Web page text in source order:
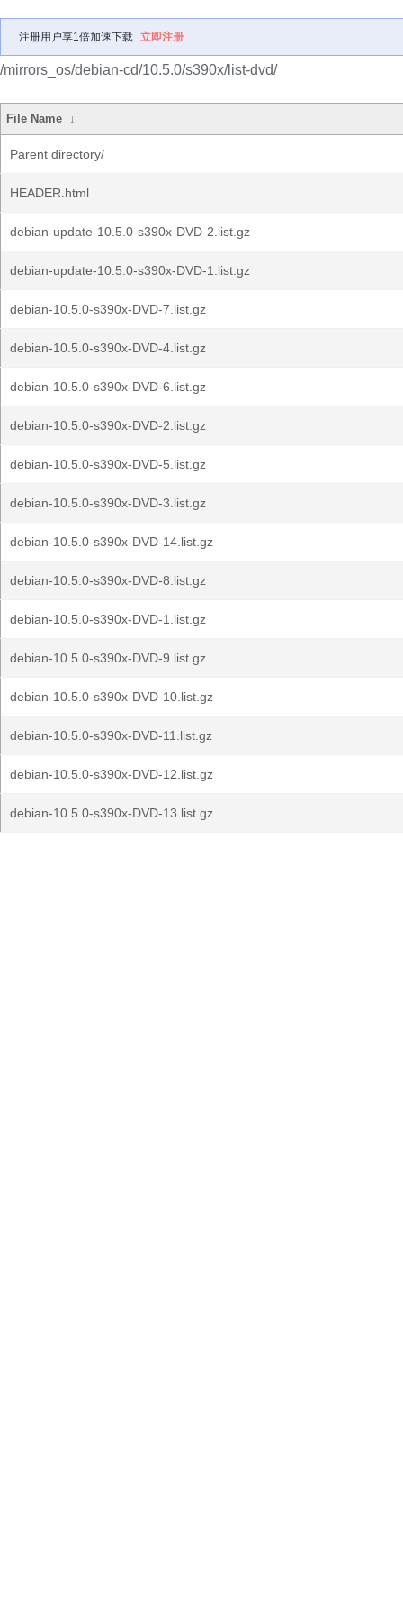
注册用户享1倍加速下载 立即注册
/mirrors_os/debian-cd/10.5.0/s390x/list-dvd/
File Name ↓
Parent directory/
HEADER.html
debian-update-10.5.0-s390x-DVD-2.list.gz
debian-update-10.5.0-s390x-DVD-1.list.gz
debian-10.5.0-s390x-DVD-7.list.gz
debian-10.5.0-s390x-DVD-4.list.gz
debian-10.5.0-s390x-DVD-6.list.gz
debian-10.5.0-s390x-DVD-2.list.gz
debian-10.5.0-s390x-DVD-5.list.gz
debian-10.5.0-s390x-DVD-3.list.gz
debian-10.5.0-s390x-DVD-14.list.gz
debian-10.5.0-s390x-DVD-8.list.gz
debian-10.5.0-s390x-DVD-1.list.gz
debian-10.5.0-s390x-DVD-9.list.gz
debian-10.5.0-s390x-DVD-10.list.gz
debian-10.5.0-s390x-DVD-11.list.gz
debian-10.5.0-s390x-DVD-12.list.gz
debian-10.5.0-s390x-DVD-13.list.gz